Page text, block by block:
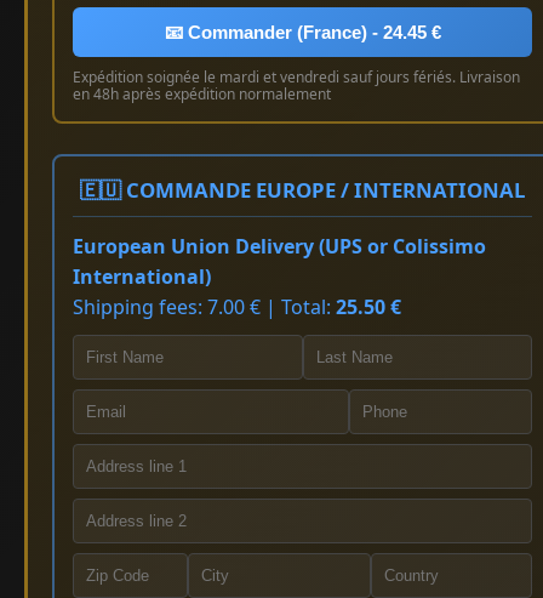
📧 Commander (France) - 24.45 €
Expédition soignée le mardi et vendredi sauf jours fériés. Livraison
en 48h après expédition normalement
🇪🇺 COMMANDE EUROPE / INTERNATIONAL
European Union Delivery (UPS or Colissimo
International)
Shipping fees: 7.00 € | Total: 25.50 €